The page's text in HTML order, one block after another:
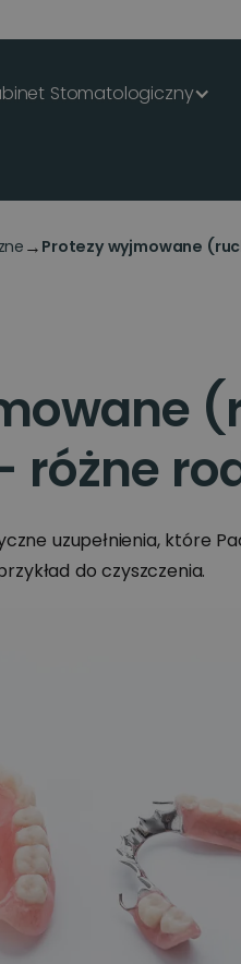
Stomatologiczny
→ Protezy wyjmowane
różne
uzupełnienia, które
do czyszczenia.